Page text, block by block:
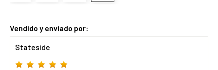
Vendido y enviado por:
Stateside